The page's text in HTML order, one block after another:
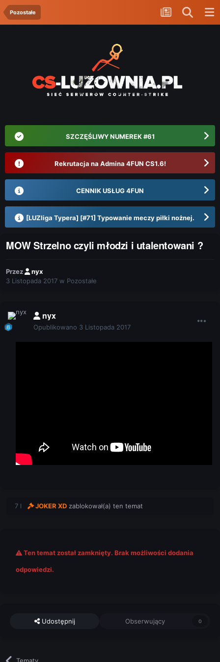
Pozostałe
SZCZĘŚLIWY NUMEREK #61
Rekrutacja na Admina 4FUN CS1.6!
CENNIK USŁUG 4FUN
[LUZliga Typera] [#71] Typowanie meczy piłki nożnej.
MOW Strzelno czyli młodzi i utalentowani ?
Przez
nyx
3 Listopada 2017 w Pozostałe
nyx
Opublikowano 3 Listopada 2017
7 l JOKER XD zablokował(a) ten temat
Ten temat został zamknięty. Brak możliwości dodania
odpowiedzi.
Udostępnij Obserwujący 0